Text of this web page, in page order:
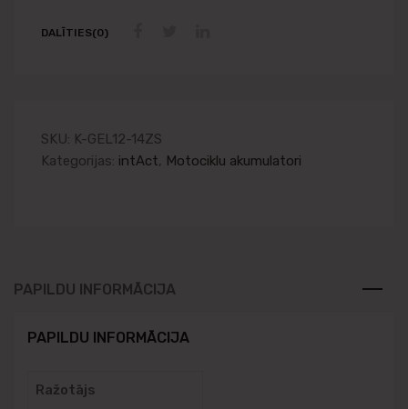
DALĪTIES(0)
SKU: K-GEL12-14ZS
Kategorijas: intAct, Motociklu akumulatori
PAPILDU INFORMĀCIJA
PAPILDU INFORMĀCIJA
Ražotājs